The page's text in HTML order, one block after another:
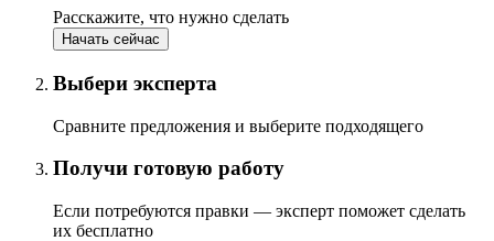
Расскажите, что нужно сделать
Начать сейчас
Выбери эксперта
Сравните предложения и выберите подходящего
Получи готовую работу
Если потребуются правки — эксперт поможет сделать
их бесплатно